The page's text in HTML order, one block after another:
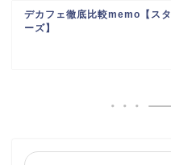
デカフェ徹底比較memo【ス
ーズ】